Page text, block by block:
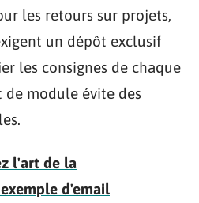
les retours sur projets,
un dépôt exclusif
les consignes de chaque
module évite des
l'art de la
d'email